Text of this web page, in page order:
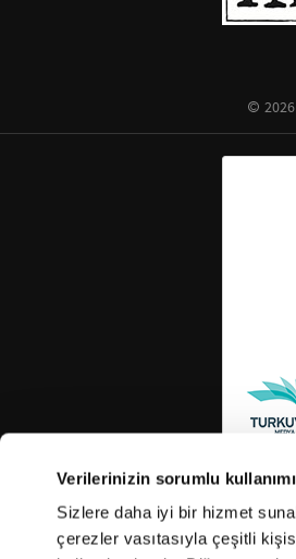
Verilerinizin sorumlu kullanımı
Sizlere daha iyi bir hizmet
çerezler vasıtasıyla çeşitli
2026